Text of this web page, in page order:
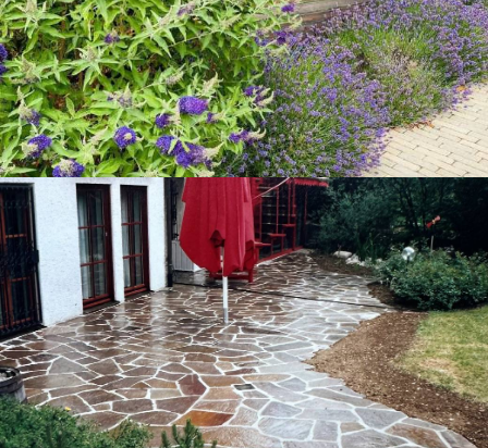
Ein Sichtschutz oder Zaun grenzt Ihr Grundstück ab und
schützt Ihre Privatsphäre